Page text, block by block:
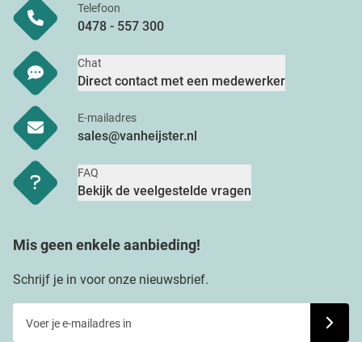
Telefoon
0478 - 557 300
Chat
Direct contact met een medewerker
E-mailadres
sales@vanheijster.nl
FAQ
Bekijk de veelgestelde vragen
Mis geen enkele aanbieding!
Schrijf je in voor onze nieuwsbrief.